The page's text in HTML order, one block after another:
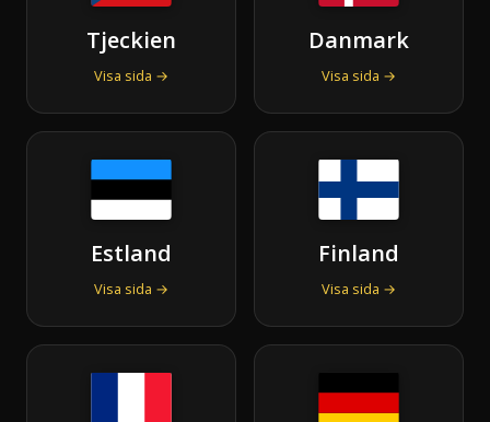
Tjeckien
Visa sida →
Danmark
Visa sida →
Estland
Visa sida →
Finland
Visa sida →